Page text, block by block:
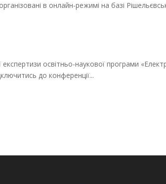
в онлайн-режимі на базі
освітньо-наукової програми
до конференції...